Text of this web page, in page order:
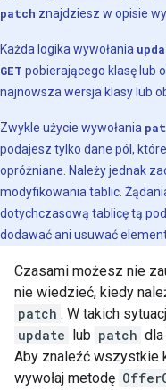
patch znajdziesz w opisie
Każda logika wywołania
GET pobierającego klasę lub
najnowsza wersja klasy lub
Zwykle użycie wywołania
podajesz tylko dane pól,
opróżniane. Należy jednak
modyfikowania tablic.
dotychczasową tablicę tą
dodawać ani usuwać
Czasami możesz nie
nie wiedzieć, kiedy
patch . W takich
update lub patch
Aby znaleźć wszystkie
wywołaj metodę